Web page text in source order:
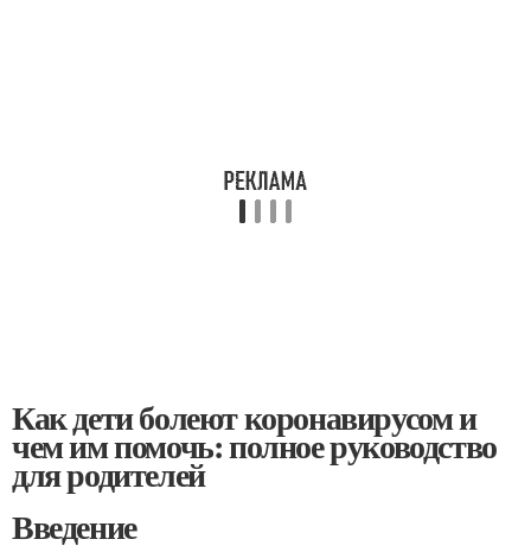
Как дети болеют коронавирусом и
чем им помочь: полное руководство
для родителей
Введение